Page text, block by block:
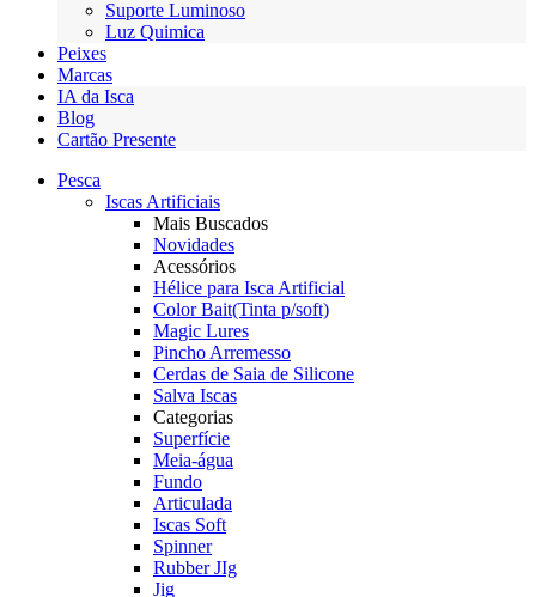
Suporte Luminoso
Luz Quimica
Peixes
Marcas
IA da Isca
Blog
Cartão Presente
Pesca
Iscas Artificiais
Mais Buscados
Novidades
Acessórios
Hélice para Isca Artificial
Color Bait(Tinta p/soft)
Magic Lures
Pincho Arremesso
Cerdas de Saia de Silicone
Salva Iscas
Categorias
Superfície
Meia-água
Fundo
Articulada
Iscas Soft
Spinner
Rubber JIg
Jig